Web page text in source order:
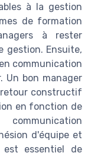
à la gestion
de formation
à rester
gestion. Ensuite,
communication
Un bon manager
retour constructif
en fonction de
d'équipe et
est essentiel de